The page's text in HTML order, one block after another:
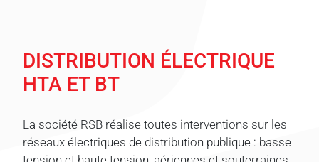
DISTRIBUTION ÉLECTRIQUE
HTA ET BT
La société RSB réalise toutes interventions sur les
réseaux électriques de distribution publique : basse